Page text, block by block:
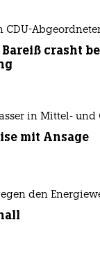
CDU-
Bareiß crasht
in Mittel- und
mit Ansage
den